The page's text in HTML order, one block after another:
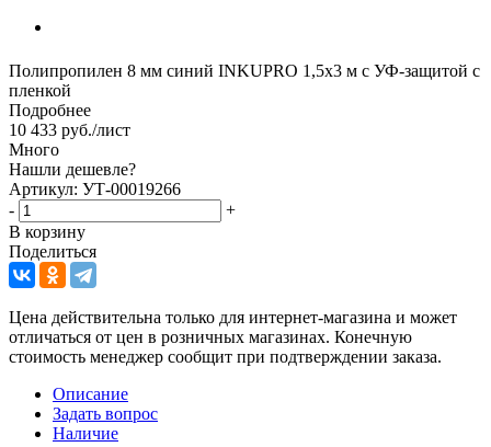
Полипропилен 8 мм синий INKUPRO 1,5х3 м с УФ-защитой с
пленкой
Подробнее
10 433 руб./лист
Много
Нашли дешевле?
Артикул: УТ-00019266
-
+
В корзину
Поделиться
Цена действительна только для интернет-магазина и может
отличаться от цен в розничных магазинах. Конечную
стоимость менеджер сообщит при подтверждении заказа.
Описание
Задать вопрос
Наличие